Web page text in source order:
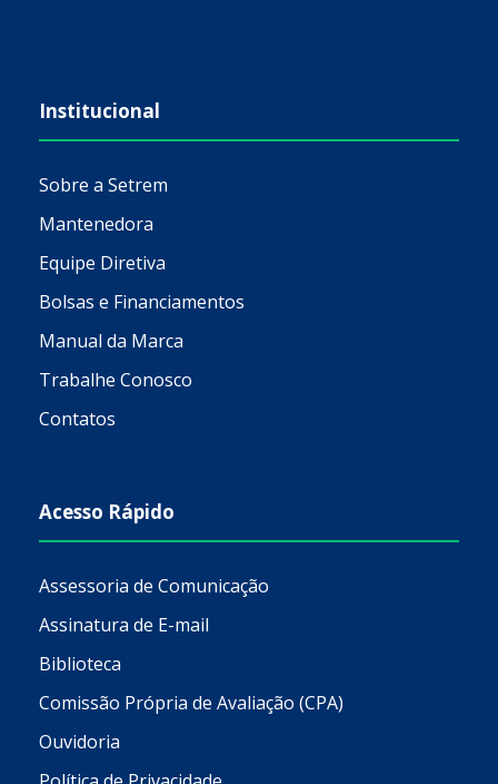
Institucional
Sobre a Setrem
Mantenedora
Equipe Diretiva
Bolsas e Financiamentos
Manual da Marca
Trabalhe Conosco
Contatos
Acesso Rápido
Assessoria de Comunicação
Assinatura de E-mail
Biblioteca
Comissão Própria de Avaliação (CPA)
Ouvidoria